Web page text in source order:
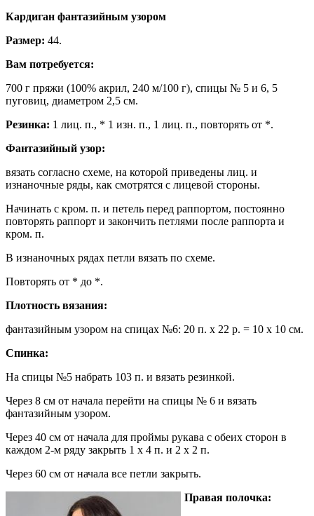
Кардиган фантазийным узором
Размер: 44.
Вам потребуется:
700 г пряжи (100% акрил, 240 м/100 г), спицы № 5 и 6, 5
пуговиц, диаметром 2,5 см.
Резинка: 1 лиц. п., * 1 изн. п., 1 лиц. п., повторять от *.
Фантазийный узор:
вязать согласно схеме, на которой приведены лиц. и
изнаночные ряды, как смотрятся с лицевой стороны.
Начинать с кром. п. и петель перед раппортом, постоянно
повторять раппорт и закончить петлями после раппорта и
кром. п.
В изнаночных рядах петли вязать по схеме.
Повторять от * до *.
Плотность вязания:
фантазийным узором на спицах №6: 20 п. x 22 р. = 10 х 10 см.
Спинка:
На спицы №5 набрать 103 п. и вязать резинкой.
Через 8 см от начала перейти на спицы № 6 и вязать
фантазийным узором.
Через 40 см от начала для проймы рукава с обеих сторон в
каждом 2-м ряду закрыть 1 х 4 п. и 2 х 2 п.
Через 60 см от начала все петли закрыть.
Правая полочка: